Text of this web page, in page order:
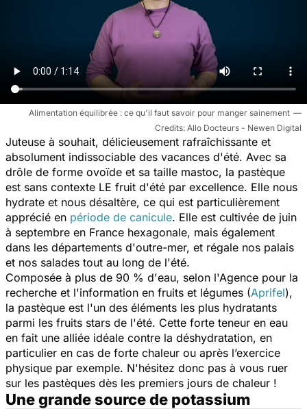
Alimentation équilibrée : ce qu'il faut savoir pour manger sainement
Allo Docteurs - Newen Digital
Juteuse à souhait, délicieusement rafraîchissante et
absolument indissociable des vacances d'été. Avec sa
drôle de forme ovoïde et sa taille mastoc, la pastèque
est sans contexte LE fruit d'été par excellence. Elle nous
hydrate et nous désaltère, ce qui est particulièrement
apprécié en période de canicule. Elle est cultivée de juin
à septembre en France hexagonale, mais également
dans les départements d'outre-mer, et régale nos palais
et nos salades tout au long de l'été.
Composée à plus de 90 % d'eau, selon l'Agence pour la
recherche et l'information en fruits et légumes (Aprifel),
la pastèque est l'un des éléments les plus hydratants
parmi les fruits stars de l'été. Cette forte teneur en eau
en fait une alliée idéale contre la déshydratation, en
particulier en cas de forte chaleur ou après l’exercice
physique par exemple. N'hésitez donc pas à vous ruer
sur les pastèques dès les premiers jours de chaleur !
Une grande source de potassium